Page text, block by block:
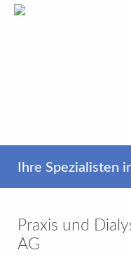
Ihre Spezialisten
Praxis und
AG